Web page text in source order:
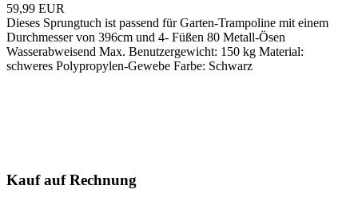
59,99 EUR
Dieses Sprungtuch ist passend für Garten-Trampoline mit einem
Durchmesser von 396cm und 4- Füßen 80 Metall-Ösen
Wasserabweisend Max. Benutzergewicht: 150 kg Material:
schweres Polypropylen-Gewebe Farbe: Schwarz
Kauf auf Rechnung